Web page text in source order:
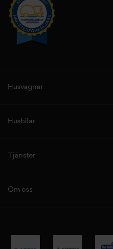
Husvagnar
Husbilar
Tjänster
Om oss